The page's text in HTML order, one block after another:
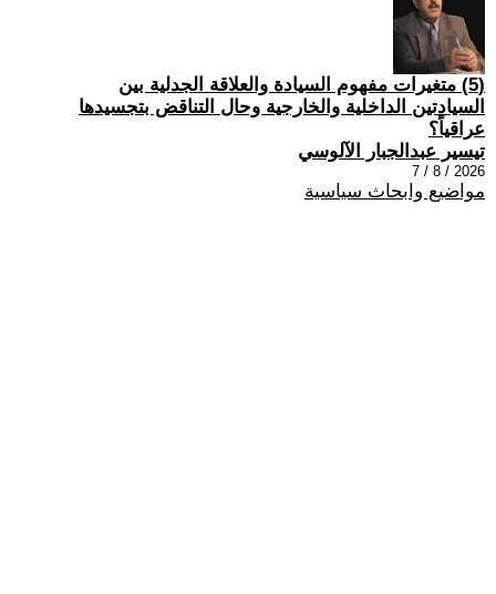
(5) متغيرات مفهوم السيادة والعلاقة الجدلية بين
السيادتين الداخلية والخارجية وحال التناقض بتجسيدها
عراقياً؟
تيسير عبدالجبار الآلوسي
2026 / 8 / 7
مواضيع وابحاث سياسية